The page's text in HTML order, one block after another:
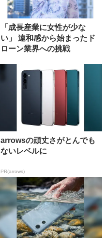
「成長産業に女性が少な
い」 違和感から始まったド
ローン業界への挑戦
arrowsの頑丈さがとんでも
ないレベルに
PR(arrows)